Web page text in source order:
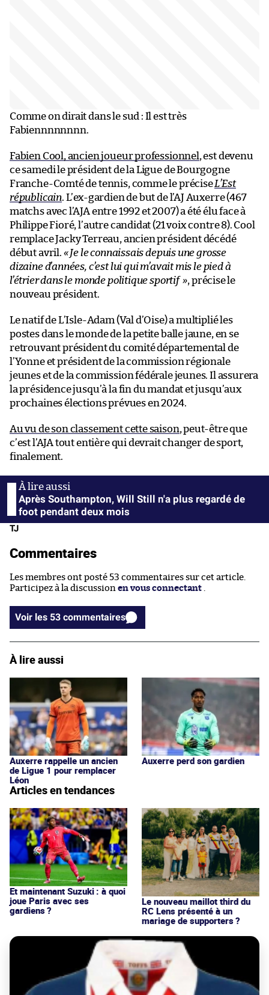
Comme on dirait dans le sud : Il est très
Fabiennnnnnnn.
Fabien Cool, ancien joueur professionnel, est devenu
ce samedi le président de la Ligue de Bourgogne
Franche-Comté de tennis, comme le préciseL’Est
républicain. L’ex-gardien de but de l’AJ Auxerre (467
matchs avec l’AJA entre 1992 et 2007) a été élu face à
Philippe Fioré, l’autre candidat (21 voix contre 8). Cool
remplace Jacky Terreau, ancien président décédé
début avril. « Je le connaissais depuis une grosse
dizaine d’années, c’est lui qui m’avait mis le pied à
l’étrier dans le monde politique sportif », précise le
nouveau président.
Le natif de L’Isle-Adam (Val d’Oise) a multiplié les
postes dans le monde de la petite balle jaune, en se
retrouvant président du comité départemental de
l’Yonne et président de la commission régionale
jeunes et de la commission fédérale jeunes. Il assurera
la présidence jusqu’à la fin du mandat et jusqu’aux
prochaines élections prévues en 2024.
Au vu de son classement cette saison, peut-être que
c’est l’AJA tout entière qui devrait changer de sport,
finalement.
Après Southampton, Will Still n'a plus regardé de
foot pendant deux mois
TJ
Commentaires
Les membres ont posté 53 commentaires sur cet article.
Participez à la discussion en vous connectant .
Voir les 53 commentaires
À lire aussi
Auxerre rappelle un ancien
de Ligue 1 pour remplacer
Léon
Auxerre perd son gardien
Articles en tendances
Et maintenant Suzuki : à quoi
joue Paris avec ses
gardiens ?
Le nouveau maillot third du
RC Lens présenté à un
mariage de supporters ?